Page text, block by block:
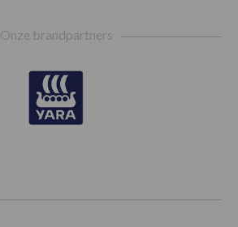
Onze brandpartners